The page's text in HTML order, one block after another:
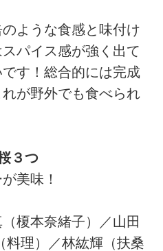
ような食感と味付け
パイス感が強く出て
す！総合的には完成
が野外でも食べられ
３つ
美味！
榎本奈緒子）／山田
料理）／林紘輝（扶桑